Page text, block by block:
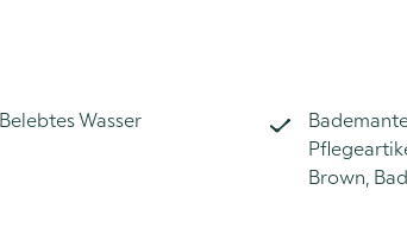
Belebtes Wasser
Brown,